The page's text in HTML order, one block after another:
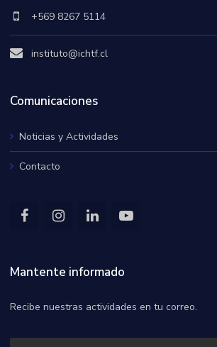
+569 8267 5114
instituto@ichtf.cl
Comunicaciones
Noticias y Actividades
Contacto
Mantente informado
Recibe nuestras actividades en tu correo.